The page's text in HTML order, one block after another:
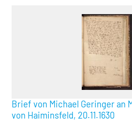
Brief von Michael Geringer an
von Haiminsfeld, 20.11.1630